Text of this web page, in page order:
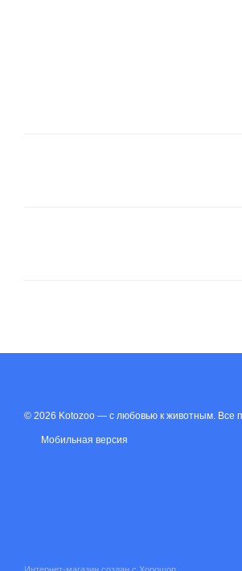
© 2026 Kotozoo — с любовью к животным. Все
Мобильная версия